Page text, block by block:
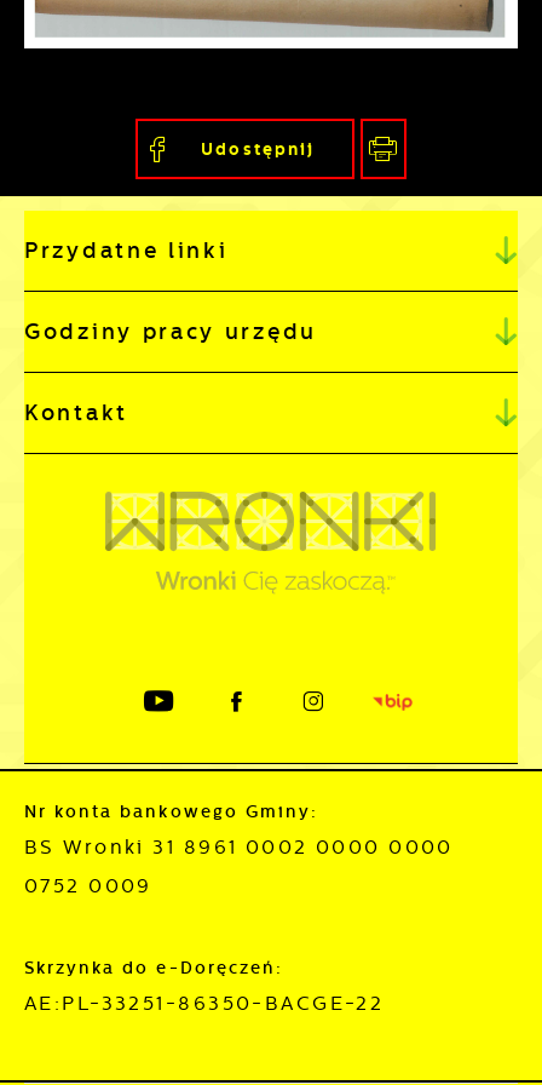
Udostępnij
Przydatne linki
Godziny pracy urzędu
Kontakt
Nr konta bankowego Gminy:
BS Wronki 31 8961 0002 0000 0000
0752 0009
Skrzynka do e-Doręczeń:
AE:PL-33251-86350-BACGE-22
lub firm będących naszymi partnerami oraz
nasze treści w postaci wiadomości, ofert,